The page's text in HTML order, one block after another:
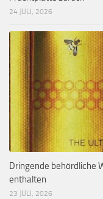
24 JULI, 2026
Dringende behördliche
enthalten
23 JULI, 2026